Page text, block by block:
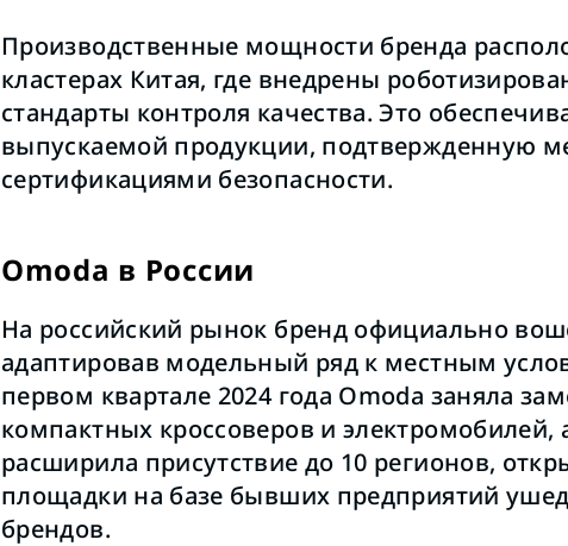
Производственные мощности бренда
кластерах Китая, где внедрены
стандарты контроля качества. Это
выпускаемой продукции, подтвержденную
сертификациями безопасности.
Omoda в России
На российский рынок бренд официально
адаптировав модельный ряд к местным
первом квартале 2024 года Omoda заняла
компактных кроссоверов и электромобилей,
расширила присутствие до 10 регионов,
площадки на базе бывших предприятий
брендов.